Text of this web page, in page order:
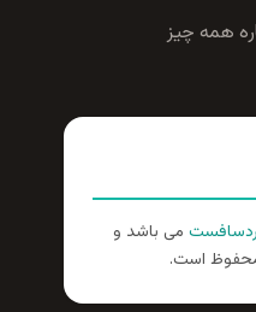
همه چيز
می باشد و
محفوظ است.